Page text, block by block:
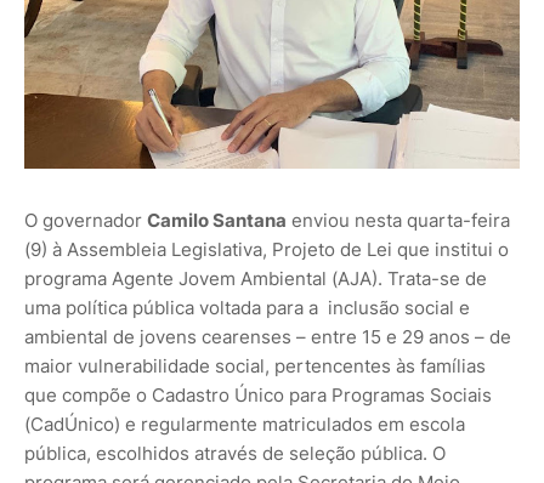
O governador Camilo Santana enviou nesta quarta-feira
(9) à Assembleia Legislativa, Projeto de Lei que institui o
programa Agente Jovem Ambiental (AJA). Trata-se de
uma política pública voltada para a inclusão social e
ambiental de jovens cearenses – entre 15 e 29 anos – de
maior vulnerabilidade social, pertencentes às famílias
que compõe o Cadastro Único para Programas Sociais
(CadÚnico) e regularmente matriculados em escola
pública, escolhidos através de seleção pública. O